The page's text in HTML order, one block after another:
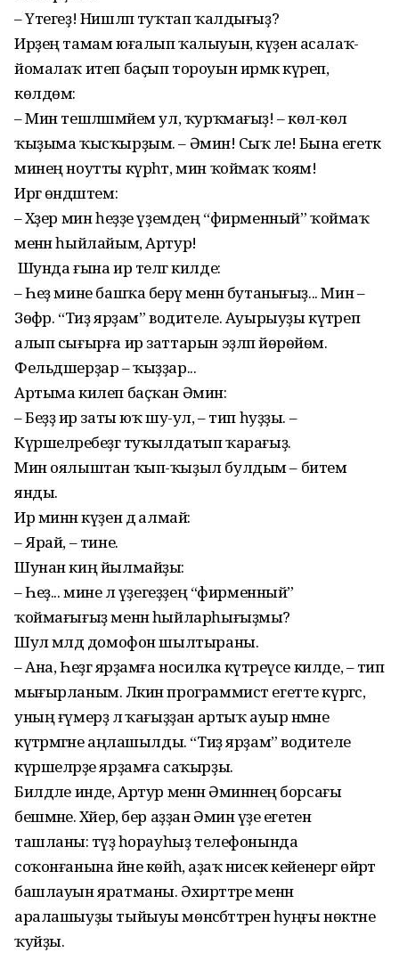
– Үтегеҙ! Нишләп туҡтап ҡалдығыҙ?
Ирҙең тамам юғалып ҡалыуын, күҙен асалаҡ-
йомалаҡ итеп баҫып тороуын ирмәк күреп,
көлдөм:
– Мин тешләшмәйем ул, ҡурҡмағыҙ! – көлә-көлә
ҡыҙыма ҡысҡырҙым. – Әминә! Сыҡ әле! Бына егеткә
минең ноутты күрһәт, мин ҡоймаҡ ҡоям!
Иргә өндәштем:
– Хәҙер мин һеҙҙе үҙемдең “фирменный” ҡоймаҡ
менән һыйлайым, Артур!
Шунда ғына ир телгә килде:
– Һеҙ мине башҡа берәү менән бутанығыҙ... Мин –
Зөфәр. “Тиҙ ярҙам” водителе. Ауырыуҙы күтәреп
алып сығырға ир заттарын эҙләп йөрөйөм.
Фельдшерҙар – ҡыҙҙар...
Артыма килеп баҫҡан Әминә:
– Беҙҙә ир заты юҡ шу-ул, – тип һуҙҙы. –
Күршеләребеҙгә туҡылдатып ҡарағыҙ.
Мин оялыштан ҡып-ҡыҙыл булдым – битем
янды.
Ир минән күҙен дә алмай:
– Ярай, – тине.
Шунан киң йылмайҙы:
– Һеҙ... мине лә үҙегеҙҙең “фирменный”
ҡоймағығыҙ менән һыйларһы­ғыҙмы?
Шул мәлдә домофон шылтыраны.
– Ана, Һеҙгә ярҙамға носилка күтәреүсе килде, – тип
мығырланым. Ләкин программист егетте күргәс,
уның ғүмерҙә лә ҡағыҙҙан артыҡ ауыр нәмәне
күтәрмәгәне аңлашылды. “Тиҙ ярҙам” водителе
күршеләрҙе ярҙамға саҡырҙы.
Билдәле инде, Артур менән Әминәнең борсағы
бешмәне. Хәйер, бер аҙҙан Әминә үҙе егетен
ташланы: тәүҙә һорауһыҙ телефонында
соҡонғанына йәне көйһә, аҙаҡ нисек кейенергә өйрәтә
башлауын яратманы. Әхирәттәре менән
аралашыуҙы тыйыуы мөнәсәбәт­тәренә һуңғы нөктәне
ҡуйҙы.